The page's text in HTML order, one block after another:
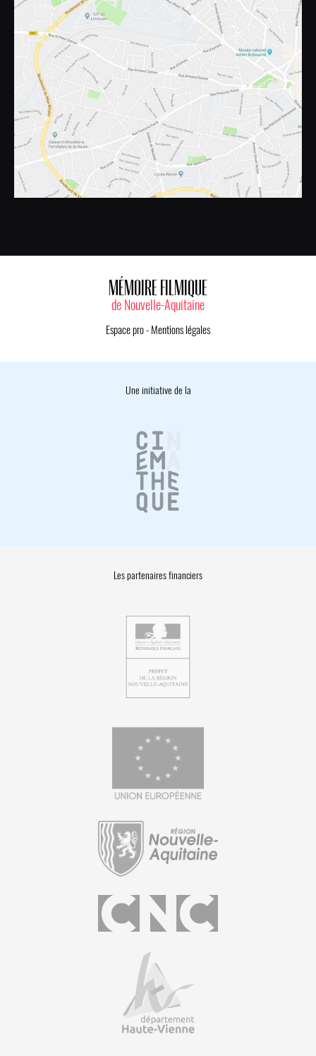
MÉMOIRE FILMIQUE
de Nouvelle-Aquitaine
Espace pro- Mentions légales
Une initiative de la
Les partenaires financiers